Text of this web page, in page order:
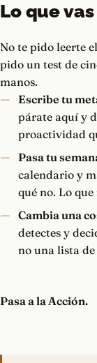
Lo que
No te pido leerte
pido un test de
manos.
Escribe tu
párate aquí y
proactividad
Pasa tu
calendario y
qué no. Lo
Cambia una
detectes y
no una lista
Pasa a la Acción.